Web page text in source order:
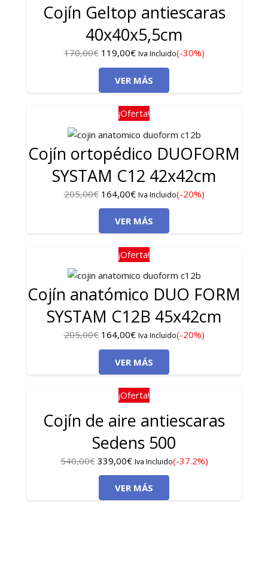
Cojín Geltop antiescaras
40x40x5,5cm
170,00€ El
precio
original
era:
170,00€.
119,00€El
precio
actual
es:
119,00€.
Iva Incluido(-30%)
VER MÁS
¡Oferta!
Cojín ortopédico DUOFORM
SYSTAM C12 42x42cm
205,00€ El
precio
original
era:
205,00€.
164,00€El
precio
actual
es:
164,00€.
Iva Incluido(-20%)
VER MÁS
¡Oferta!
Cojín anatómico DUO FORM
SYSTAM C12B 45x42cm
205,00€ El
precio
original
era:
205,00€.
164,00€El
precio
actual
es:
164,00€.
Iva Incluido(-20%)
VER MÁS
¡Oferta!
Cojín de aire antiescaras
Sedens 500
540,00€ El
precio
original
era:
339,00€El
precio
actual
es:
Iva Incluido(-37.2%)
VER MÁS